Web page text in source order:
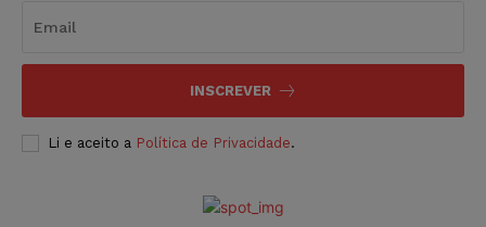
INSCREVER
Li e aceito a Política de Privacidade.